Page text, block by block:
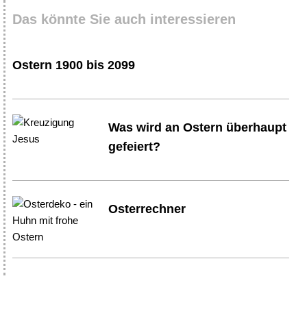
Das könnte Sie auch interessieren
Ostern 1900 bis 2099
Was wird an Ostern überhaupt
gefeiert?
Osterrechner